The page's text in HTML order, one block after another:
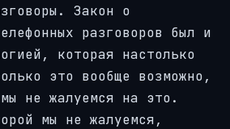
Закон о
разговоров был и
которая настолько
это вообще возможно,
не жалуемся на это.
мы не жалуемся,